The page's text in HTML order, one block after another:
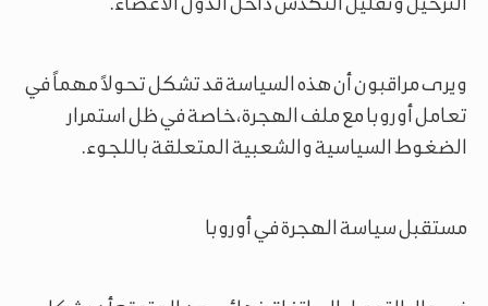
ويرى مراقبون أن هذه السياسة قد تشكل تحولاً مهماً في
تعامل أوروبا مع ملف الهجرة، خاصة في ظل استمرار
الضغوط السياسية والشعبية المتعلقة باللجوء.
مستقبل سياسة الهجرة في أوروبا